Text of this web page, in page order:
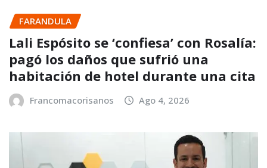
FARANDULA
Lali Espósito se ‘confiesa’ con Rosalía:
pagó los daños que sufrió una
habitación de hotel durante una cita
Francomacorisanos Ago 4, 2026